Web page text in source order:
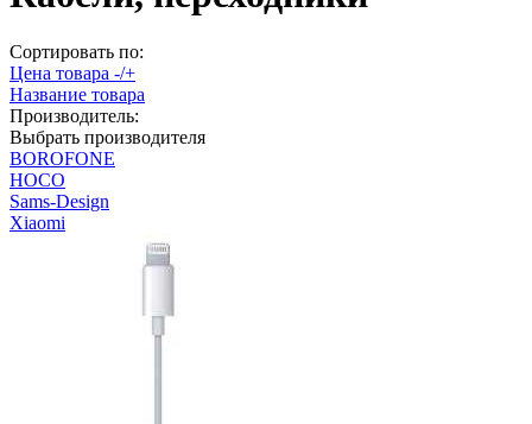
Сортировать по:
Цена товара -/+
Название товара
Производитель:
Выбрать производителя
BOROFONE
HOCO
Sams-Design
Xiaomi